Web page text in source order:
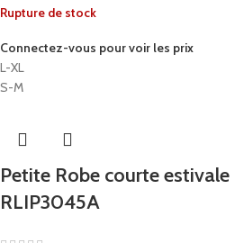
Rupture de stock
Connectez-vous pour voir les prix
L-XL
S-M
Petite Robe courte
RLIP3045A